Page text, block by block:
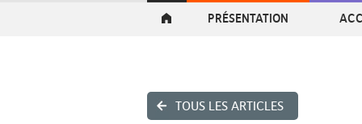
PRÉSENTATION
TOUS LES ARTICLES